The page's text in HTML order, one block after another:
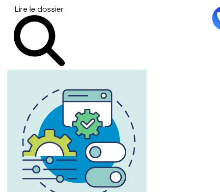
Lire le dossier